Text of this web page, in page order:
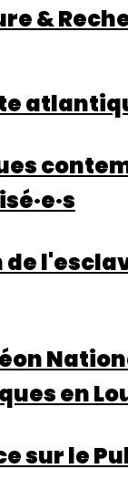
&
en
sur le